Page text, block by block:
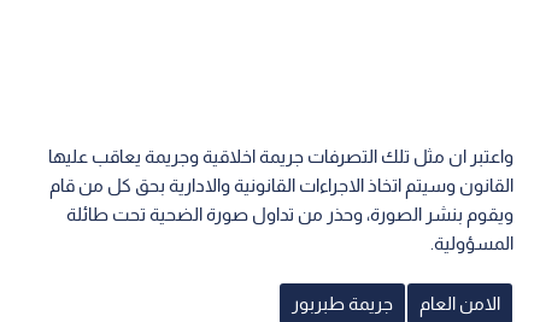
واعتبر ان مثل تلك التصرفات جريمة اخلاقية وجريمة يعاقب عليها
القانون وسيتم اتخاذ الاجراءات القانونية والادارية بحق كل من قام
ويقوم بنشر الصورة، وحذر من تداول صورة الضحية تحت طائلة
المسؤولية.
الامن العام جريمة طبربور